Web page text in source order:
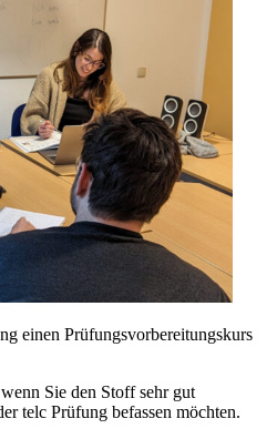
einen Prüfungsvorbereitungskurs
Sie den Stoff sehr gut
telc Prüfung befassen möchten.